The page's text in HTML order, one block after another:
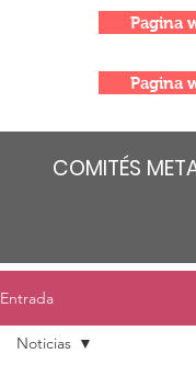
COMITÉS
Pagina
Pagina
Entrada
Noticias